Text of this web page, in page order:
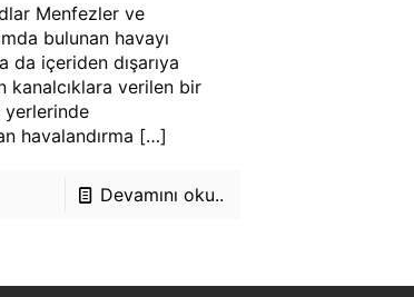
Menfezler ve
bulunan havayı
da içeriden dışarıya
kanalcıklara verilen bir
yerlerinde
havalandırma […]
Devamını oku..